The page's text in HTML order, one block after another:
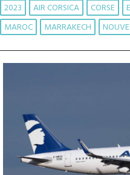
2023 AIR CORSICA CORSE
MAROC
MARRAKECH